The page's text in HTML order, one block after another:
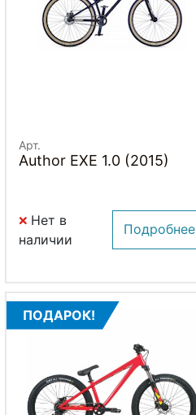
Арт.
Author EXE 1.0 (2015)
Нет в
наличии
Подробнее
ПОДАРОК!